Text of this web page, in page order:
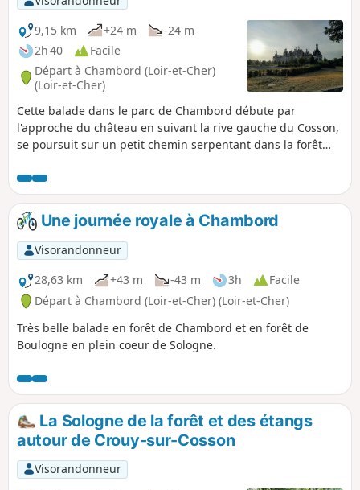
9,15 km
+24 m
-24 m
2h 40
Facile
Départ à Chambord (Loir-et-Cher)
(Loir-et-Cher)
Cette balade dans le parc de Chambord débute par
l'approche du château en suivant la rive gauche du Cosson,
se poursuit sur un petit chemin serpentant dans la forêt
Cosson et le Pont Saint-Michel, en offrant une dernière vue,
inoubliable, du château.
Une journée royale à Chambord
Visorandonneur
28,63 km
+43 m -43 m 3h
Facile
Départ à Chambord (Loir-et-Cher) (Loir-et-Cher)
Très belle balade en forêt de Chambord et en forêt de
Boulogne en plein coeur de Sologne.
La Sologne de la forêt et des étangs
autour de Crouy-sur-Cosson
Visorandonneur